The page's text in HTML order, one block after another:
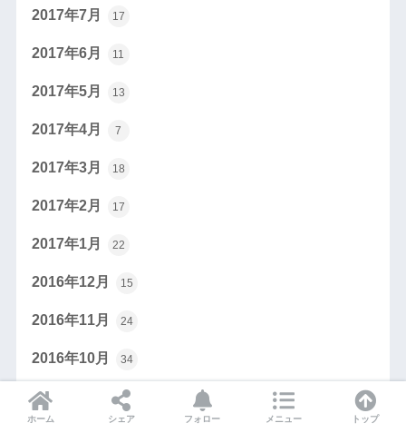
2017年7月 17
2017年6月 11
2017年5月 13
2017年4月 7
2017年3月 18
2017年2月 17
2017年1月 22
2016年12月 15
2016年11月 24
2016年10月 34
2016年9月 26
ホーム シェア フォロー メニュー トップ